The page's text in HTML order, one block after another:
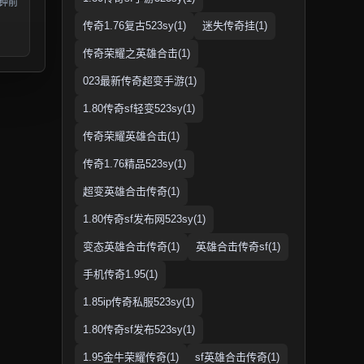
传奇1.76复古523sy(1) 迷失传奇挂(1)
传奇荣耀之英雄合击(1)
023最新传奇超变手游(1)
1.80传奇sf轻变523sy(1)
传奇荣耀英雄合击(1)
传奇1.76精品523sy(1)
超变英雄合击传奇(1)
1.80传奇sf发布网523sy(1)
变态英雄合击传奇(1) 英雄合击传奇sf(1)
手机传奇1.95(1)
1.85ip传奇私服523sy(1)
1.80传奇sf发布523sy(1)
1.95金牛荣耀传奇(1) sf英雄合击传奇(1)